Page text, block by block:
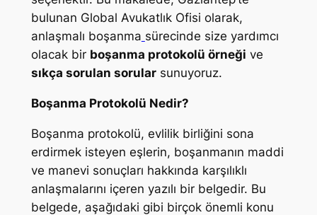
bulunan Global Avukatlık Ofisi olarak,
anlaşmalı boşanma sürecinde size yardımcı
olacak bir boşanma protokolü örneği ve
sıkça sorulan sorularsunuyoruz.
Boşanma Protokolü Nedir?
Boşanma protokolü, evlilik birliğini sona
erdirmek isteyen eşlerin, boşanmanın maddi
ve manevi sonuçları hakkında karşılıklı
anlaşmalarını içeren yazılı bir belgedir. Bu
belgede, aşağıdaki gibi birçok önemli konu